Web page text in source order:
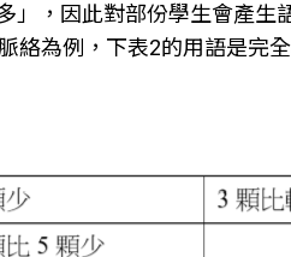
，因此對部份學生會產生
為例，下表2的用語是完